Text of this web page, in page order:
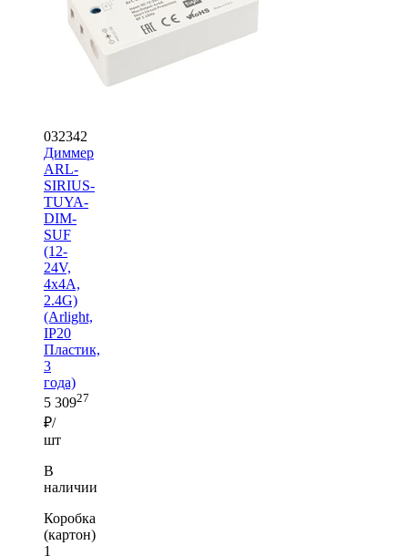
032342
Диммер
ARL-
SIRIUS-
TUYA-
DIM-
SUF
(12-
24V,
4x4A,
2.4G)
(Arlight,
IP20
Пластик,
3
года)
5 30927
₽/
шт
В
наличии
Коробка
(картон)
1